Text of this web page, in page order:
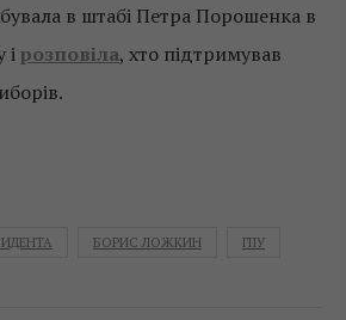
в штабі Петра Порошенка в
ірозповіла, хто підтримував
БОРИС ЛОЖКИН ГПУ